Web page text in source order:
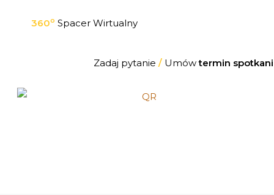
360o Spacer Wirtualny
Zadaj pytanie /Umówtermin